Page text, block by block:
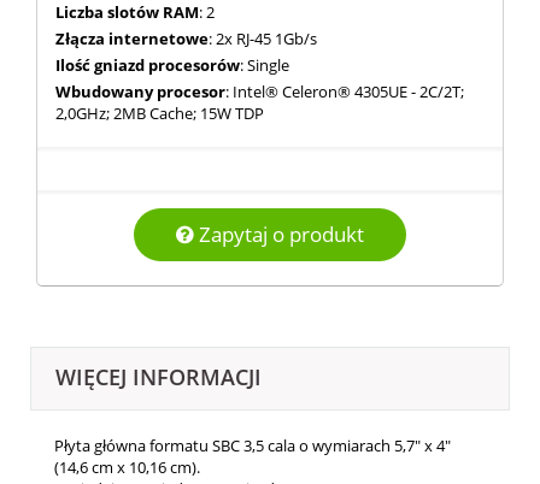
Liczba slotów RAM: 2
Złącza internetowe: 2x RJ-45 1Gb/s
Ilość gniazd procesorów: Single
Wbudowany procesor: Intel® Celeron® 4305UE - 2C/2T;
2,0GHz; 2MB Cache; 15W TDP
Zapytaj o produkt
WIĘCEJ INFORMACJI
Płyta główna formatu SBC 3,5 cala o wymiarach 5,7" x 4"
(14,6 cm x 10,16 cm).